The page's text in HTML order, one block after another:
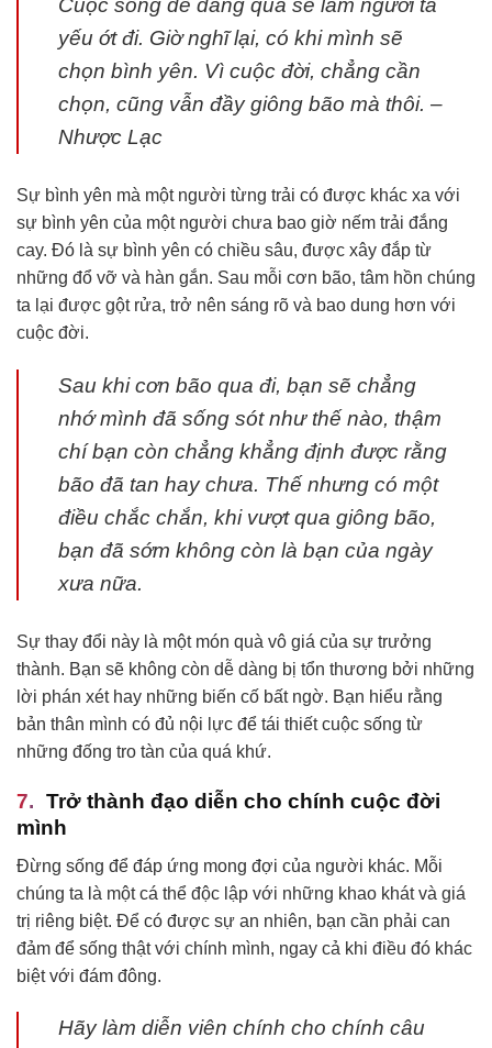
Cuộc sống dễ dàng quá sẽ làm người ta
yếu ớt đi. Giờ nghĩ lại, có khi mình sẽ
chọn bình yên. Vì cuộc đời, chẳng cần
chọn, cũng vẫn đầy giông bão mà thôi. –
Nhược Lạc
Sự bình yên mà một người từng trải có được khác xa với
sự bình yên của một người chưa bao giờ nếm trải đắng
cay. Đó là sự bình yên có chiều sâu, được xây đắp từ
những đổ vỡ và hàn gắn. Sau mỗi cơn bão, tâm hồn chúng
ta lại được gột rửa, trở nên sáng rõ và bao dung hơn với
cuộc đời.
Sau khi cơn bão qua đi, bạn sẽ chẳng
nhớ mình đã sống sót như thế nào, thậm
chí bạn còn chẳng khẳng định được rằng
bão đã tan hay chưa. Thế nhưng có một
điều chắc chắn, khi vượt qua giông bão,
bạn đã sớm không còn là bạn của ngày
xưa nữa.
Sự thay đổi này là một món quà vô giá của sự trưởng
thành. Bạn sẽ không còn dễ dàng bị tổn thương bởi những
lời phán xét hay những biến cố bất ngờ. Bạn hiểu rằng
bản thân mình có đủ nội lực để tái thiết cuộc sống từ
những đống tro tàn của quá khứ.
Trở thành đạo diễn cho chính cuộc đời
mình
Đừng sống để đáp ứng mong đợi của người khác. Mỗi
chúng ta là một cá thể độc lập với những khao khát và giá
trị riêng biệt. Để có được sự an nhiên, bạn cần phải can
đảm để sống thật với chính mình, ngay cả khi điều đó khác
biệt với đám đông.
Hãy làm diễn viên chính cho chính câu